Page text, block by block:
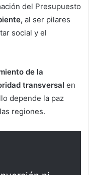
del Presupuesto
al ser pilares
social y el
de la
transversal en
depende la paz
regiones.